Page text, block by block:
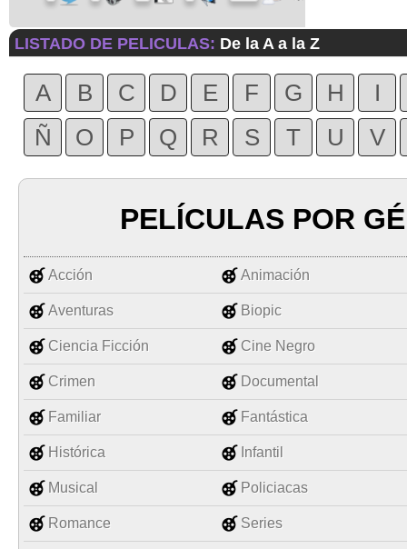
LISTADO DE PELICULAS: De la A a la Z
A B C D E F G H
I
Ñ
O P Q R S T U V
PELÍCULAS POR
Acción Animación
Aventuras Biopic
Ciencia Ficción Cine Negro
Crimen Documental
Familiar Fantástica
Histórica Infantil
Musical Policiacas
Romance Series